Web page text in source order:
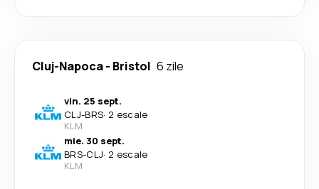
Cluj-Napoca- Bristol 6 zile
vin. 25 sept.
CLJ-BRS· 2 escale
KLM
mie. 30 sept.
BRS-CLJ· 2 escale
KLM